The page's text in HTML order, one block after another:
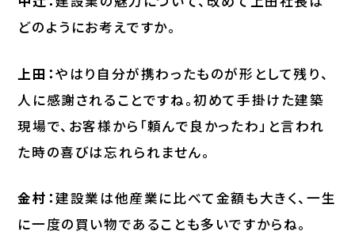
どのようにお考えですか。
上田：やはり自分が携わったものが形として残り、
人に感謝されることですね。初めて手掛けた建築
現場で、お客様から「頼んで良かったわ」と言われ
た時の喜びは忘れられません。
金村：建設業は他産業に比べて金額も大きく、一生
に一度の買い物であることも多いですからね。